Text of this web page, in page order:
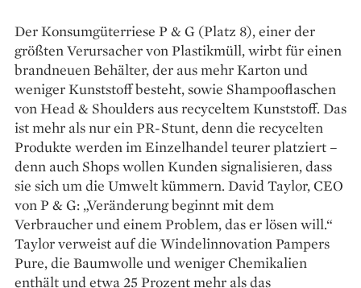
Der Konsumgüterriese P & G (Platz 8), einer der
größten Verursacher von Plastikmüll, wirbt für einen
brandneuen Behälter, der aus mehr Karton und
weniger Kunststoff besteht, sowie Shampooflaschen
von Head & Shoulders aus recyceltem Kunststoff. Das
ist mehr als nur ein PR-Stunt, denn die recycelten
Produkte werden im Einzelhandel teurer platziert –
denn auch Shops wollen Kunden signalisieren, dass
sie sich um die Umwelt kümmern. David Taylor, CEO
von P & G: „Veränderung beginnt mit dem
Verbraucher und einem Problem, das er lösen will.“
Taylor verweist auf die Windelinnovation Pampers
Pure, die Baumwolle und weniger Chemikalien
enthält und etwa 25 Prozent mehr als das